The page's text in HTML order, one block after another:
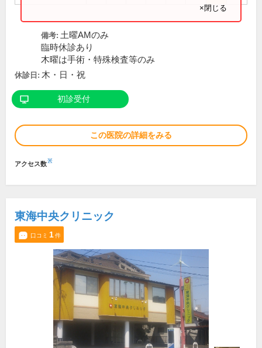
×閉じる
備考: 土曜AMのみ
臨時休診あり
木曜は手術・特殊検査等のみ
休診日: 木・日・祝
初診受付
この医院の詳細をみる
アクセス数※
東海中央クリニック
口コミ 1件